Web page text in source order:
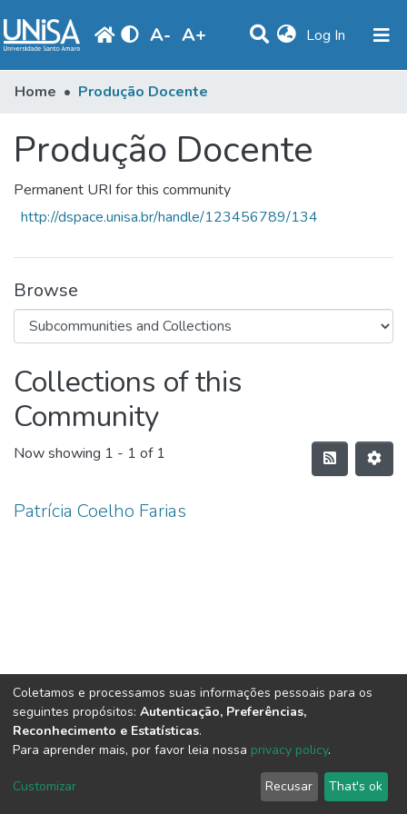
A- A+ Log In (current)
Communities & Collections
Browse
Produção Docente
Home Produção Docente
Produção Docente
Permanent URI for this community
http://dspace.unisa.br/handle/123456789/134
Browse
Collections of this
Community
Now showing 1 - 1 of 1
Patrícia Coelho Farias
DSpace software copyright © 2002-2026 LYRASIS
Send Feedback
Coletamos e processamos suas informações pessoais para os
seguintes propósitos: Autenticação, Preferências,
Reconhecimento e Estatísticas.
Para aprender mais, por favor leia nossa privacy policy.
Customizar Recusar That's ok